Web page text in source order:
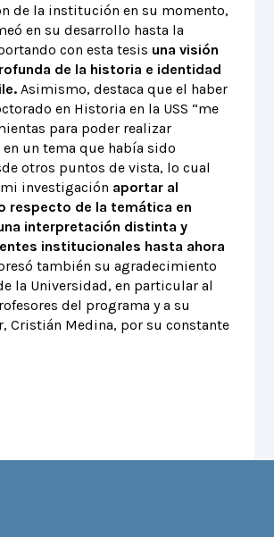
de la institución en su momento,
en su desarrollo hasta la
con esta tesis una visión
de la historia e identidad
Asimismo, destaca que el haber
en Historia en la USS “me
para poder realizar
un tema que había sido
otros puntos de vista, lo cual
investigación aportar al
respecto de la temática en
interpretación distinta y
institucionales hasta ahora
también su agradecimiento
la Universidad, en particular al
del programa y a su
Cristián Medina, por su constante